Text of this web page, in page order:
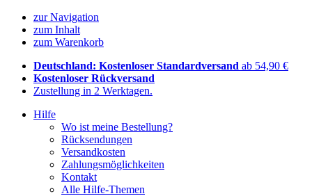
zur Navigation
zum Inhalt
zum Warenkorb
Deutschland: Kostenloser Standardversand ab 54,90 €
Kostenloser Rückversand
Zustellung in 2 Werktagen.
Hilfe
Wo ist meine Bestellung?
Rücksendungen
Versandkosten
Zahlungsmöglichkeiten
Kontakt
Alle Hilfe-Themen